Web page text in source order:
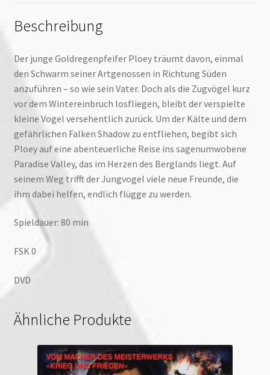
Beschreibung
Der junge Goldregenpfeifer Ploey träumt davon, einmal
den Schwarm seiner Artgenossen in Richtung Süden
anzuführen – so wie sein Vater. Doch als die Zugvögel kurz
vor dem Wintereinbruch losfliegen, bleibt der verspielte
kleine Vogel versehentlich zurück. Um der Kälte und dem
gefährlichen Falken Shadow zu entfliehen, begibt sich
Ploey auf eine abenteuerliche Reise ins sagenumwobene
Paradise Valley, das im Herzen des Berglands liegt. Auf
seinem Weg trifft der Jungvogel viele neue Freunde, die
ihm dabei helfen, endlich flügge zu werden.
Spieldauer: 80 min
FSK 0
DVD
Ähnliche Produkte